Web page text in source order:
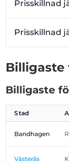
Prisskillnad
Prisskillnad
Billigaste
Billigaste
Stad
Bandhagen
Västerås